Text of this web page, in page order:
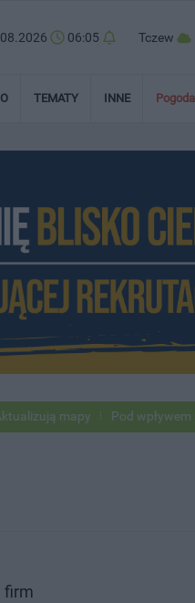
06:05 Tczew
TEMATY INNE
mapy Pod wpływem
firm